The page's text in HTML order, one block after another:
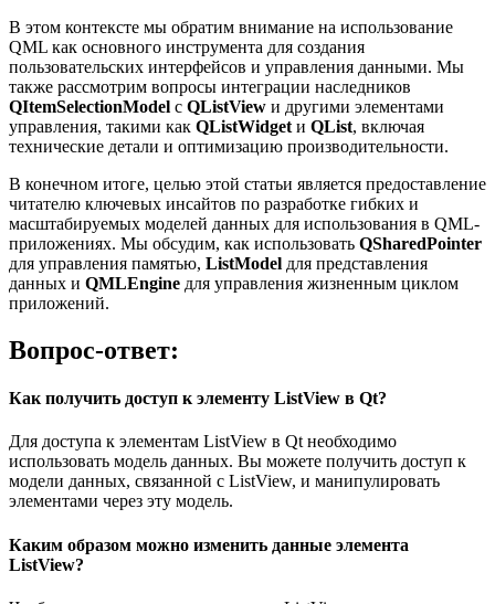
В этом контексте мы обратим внимание на использование
QML как основного инструмента для создания
пользовательских интерфейсов и управления данными. Мы
также рассмотрим вопросы интеграции наследников
QItemSelectionModel с QListView и другими элементами
управления, такими как QListWidget и QList, включая
технические детали и оптимизацию производительности.
В конечном итоге, целью этой статьи является предоставление
читателю ключевых инсайтов по разработке гибких и
масштабируемых моделей данных для использования в QML-
приложениях. Мы обсудим, как использовать QSharedPointer
для управления памятью, ListModel для представления
данных и QMLEngine для управления жизненным циклом
приложений.
Вопрос-ответ:
Как получить доступ к элементу ListView в Qt?
Для доступа к элементам ListView в Qt необходимо
использовать модель данных. Вы можете получить доступ к
модели данных, связанной с ListView, и манипулировать
элементами через эту модель.
Каким образом можно изменить данные элемента
ListView?